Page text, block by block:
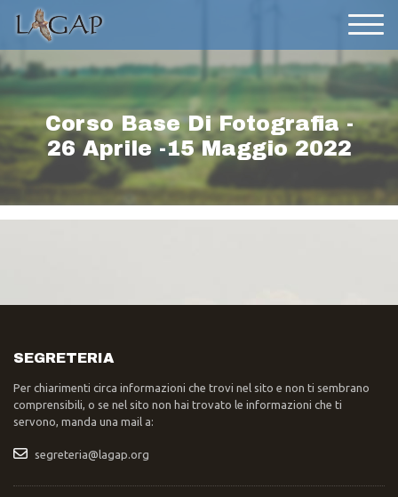
Corso Base Di Fotografia -
26 Aprile -15 Maggio 2022
SEGRETERIA
Per chiarimenti circa informazioni che trovi nel sito e non ti sembrano
comprensibili, o se nel sito non hai trovato le informazioni che ti
servono, manda una mail a:
segreteria@lagap.org